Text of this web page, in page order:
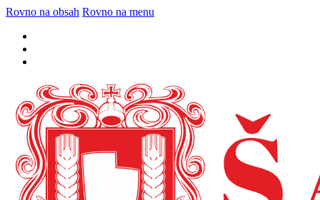
Rovno na obsah Rovno na menu